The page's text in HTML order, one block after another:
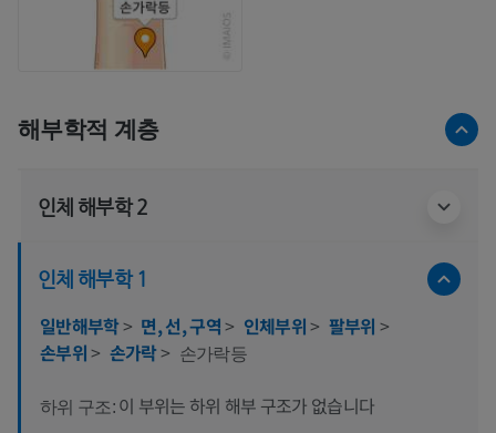
해부학적 계층
인체 해부학 2
인체 해부학 1
일반해부학> 면, 선, 구역> 인체부위> 팔부위>
손부위> 손가락> 손가락등
하위 구조: 이 부위는 하위 해부 구조가 없습니다